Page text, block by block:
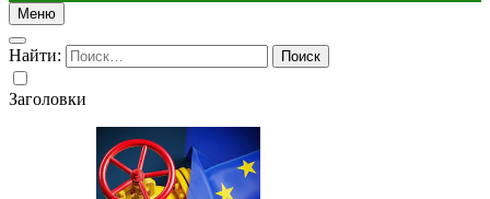
Меню
Найти:
Заголовки